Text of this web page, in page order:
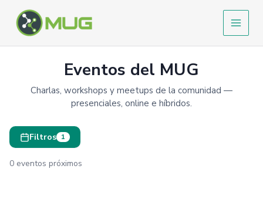
contenido
Eventos del MUG
Charlas, workshops y meetups de la comunidad —
presenciales, online e híbridos.
Filtros 1
0 eventos próximos